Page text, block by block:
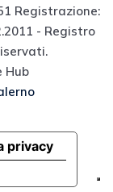
Registrazione:
- Registro
Hub
privacy